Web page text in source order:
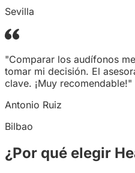
Sevilla
"Comparar los audífonos
tomar mi decisión. El
clave. ¡Muy recomendable!"
Antonio Ruiz
Bilbao
¿Por qué elegir